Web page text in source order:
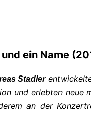
ein Name
Stadler
und erlebten neue
an der